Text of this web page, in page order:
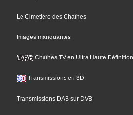
Le Cimetière des Chaînes
Images manquantes
Chaînes TV en Ultra Haute Définition
Transmissions en 3D
Transmissions DAB sur DVB